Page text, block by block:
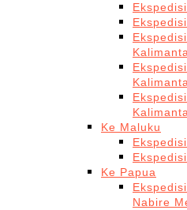
Ke Maluku
Ke Papua
Nabire